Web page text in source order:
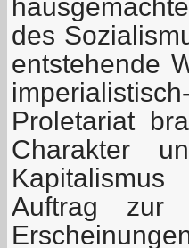
des
entstehende
Proletariat
Charakter
Auftrag zur